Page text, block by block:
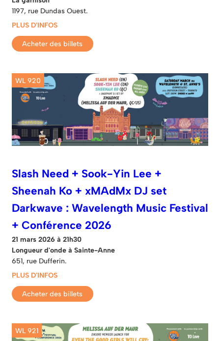
1197, rue Dundas Ouest.
PLUS D'INFOS
Acheter des billets
WL 920
Slash Need + Sook-Yin Lee +
Sheenah Ko + xMAdMx DJ set
Darkwave : Wavelength Music Festival
+ Conférence 2026
21 mars 2026 à 21h30
Longueur d'onde à Sainte-Anne
651, rue Dufferin.
PLUS D'INFOS
Acheter des billets
WL 921